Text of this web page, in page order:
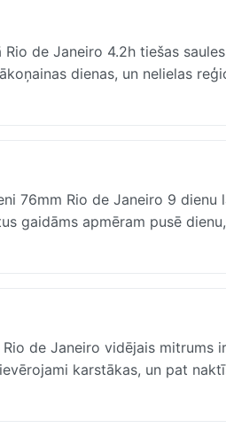
de Janeiro 4.2h tiešas
dienas, un nelielas
76mm Rio de Janeiro 9 dienu
gaidāms apmēram pusē
de Janeiro vidējais mitrums
karstākas, un pat